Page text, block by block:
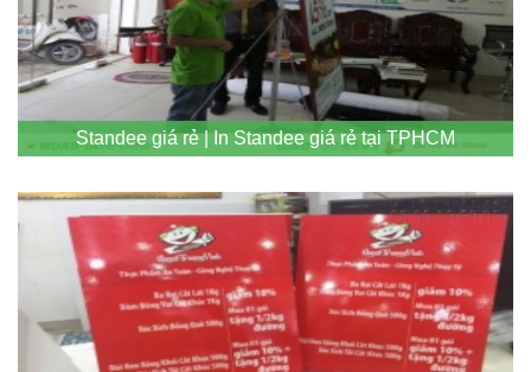
Standee giá rẻ | In Standee giá rẻ tại TPHCM